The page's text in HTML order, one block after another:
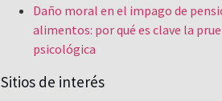
Daño moral en el impago de
alimentos: por qué es clave la
psicológica
Sitios de interés